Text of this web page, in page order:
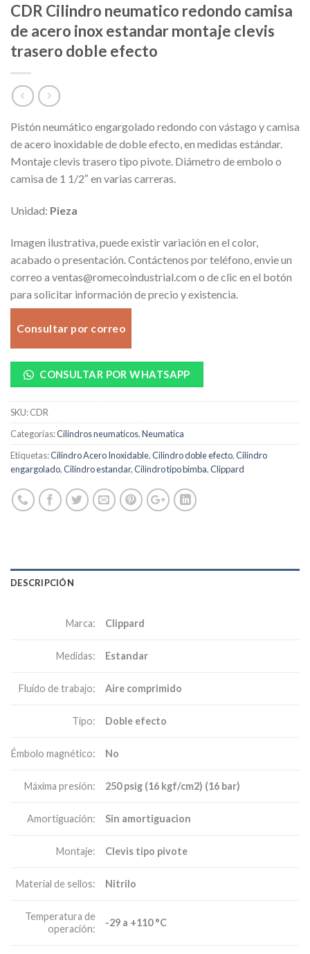
CDR Cilindro neumatico redondo camisa
de acero inox estandar montaje clevis
trasero doble efecto
Pistón neumático engargolado redondo con vástago y camisa
de acero inoxidable de doble efecto, en medidas estándar.
Montaje clevis trasero tipo pivote. Diámetro de embolo o
camisa de 1 1/2″ en varias carreras.
Unidad: Pieza
Imagen ilustrativa, puede existir variación en el color,
acabado o presentación. Contáctenos por teléfono, envie un
correo a ventas@romecoindustrial.com o de clic en el botón
para solicitar información de precio y existencia.
Consultar por correo
CONSULTAR POR WHATSAPP
SKU:CDR
Categorías:Cilindros neumaticos,Neumatica
Etiquetas:Cilindro Acero Inoxidable,Cilindro doble efecto,Cilindro
engargolado,Cilindro estandar,Cilindro tipo bimba,Clippard
DESCRIPCIÓN
Marca: Clippard
Medidas: Estandar
Fluido de trabajo: Aire comprimido
Tipo: Doble efecto
Émbolo magnético: No
Máxima presión: 250 psig (16 kgf/cm2) (16 bar)
Amortiguación: Sin amortiguacion
Montaje: Clevis tipo pivote
Material de sellos: Nitrilo
Temperatura de
operación:
-29 a +110 °C